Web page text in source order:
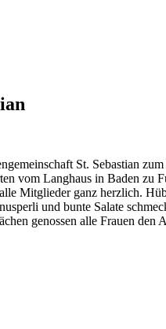
St. Sebastian
vom Langhaus in Baden zu
Mitglieder ganz herzlich.
und bunte Salate
genossen alle Frauen